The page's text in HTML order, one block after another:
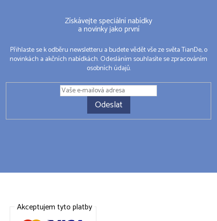
Získávejte speciální nabídky
a novinky jako první
Přihlaste se k odběru newsletteru a budete vědět vše ze světa TianDe, o
novinkách a akčních nabídkách. Odesláním souhlasíte se zpracováním
osobních údajů.
Odeslat
Akceptujem tyto platby